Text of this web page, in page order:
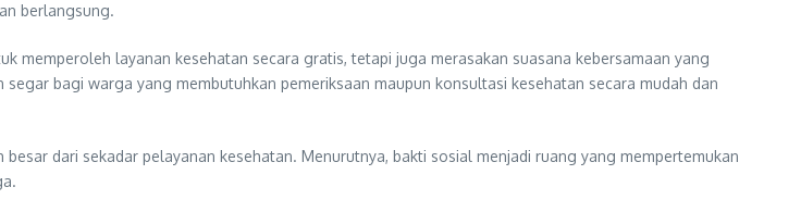
berlangsung.
memperoleh layanan kesehatan secara gratis, tetapi juga merasakan suasana kebersamaan yang
bagi warga yang membutuhkan pemeriksaan maupun konsultasi kesehatan secara mudah dan
dari sekadar pelayanan kesehatan. Menurutnya, bakti sosial menjadi ruang yang mempertemukan